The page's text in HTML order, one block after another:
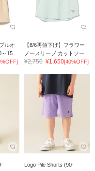
ルオ
15...
【8/6再値下げ】フラワー
ノースリーブ カットソー...
¥2,750 ¥1,650[40%OFF]
Logo Pile Shorts (90-